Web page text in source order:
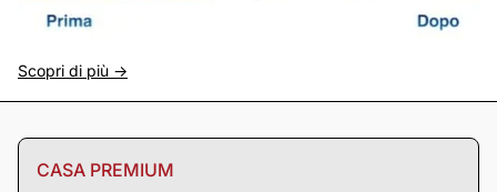
Scopri di più ->
CASA PREMIUM